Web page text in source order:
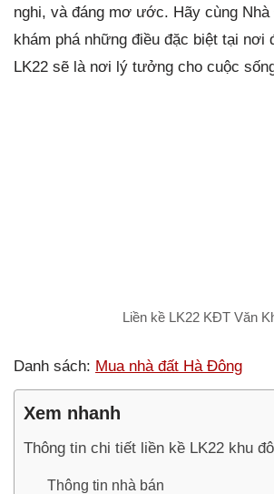
nghi, và đáng mơ ước. Hãy cùng
khám phá những điều đặc biệt tại nơi
LK22 sẽ là nơi lý tưởng cho cuộc
Liền kề LK22 KĐT Văn
Danh sách: Mua nhà đất Hà Đông
Xem nhanh
Thông tin chi tiết liền kề LK22 khu
Thông tin nhà bán